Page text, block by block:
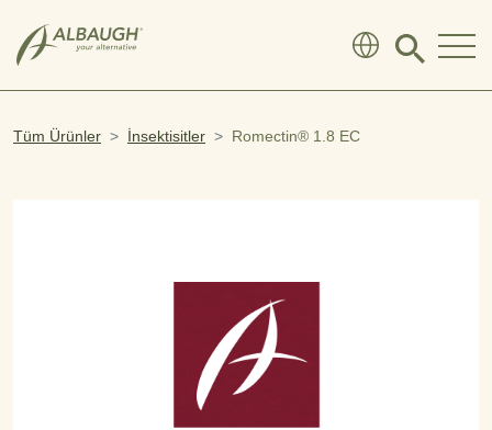
Click
search
Tüm Ürünler İnsektisitler Romectin® 1.8 EC